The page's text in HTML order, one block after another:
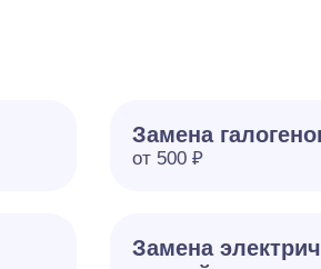
Замена
от 500 ₽
Замена